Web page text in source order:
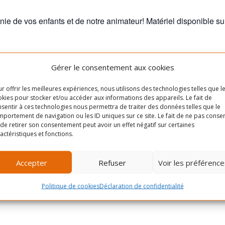
Gérer le consentement aux cookies
offrir les meilleures expériences, nous utilisons des technologies telles que
pour stocker et/ou accéder aux informations des appareils. Le fait de
à ces technologies nous permettra de traiter des données telles que le
de navigation ou les ID uniques sur ce site. Le fait de ne pas
retirer son consentement peut avoir un effet négatif sur certaines
et fonctions.
Accepter Refuser Voir les
Politique de cookiesDéclaration de confidentialité
de vos enfants et de notre animateur! Matériel disponible
le
et la
Cliquez pour accepter les
cookies marketing et activer